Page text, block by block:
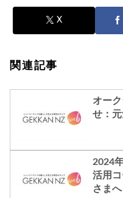
X
関連記事
オー
せ：
2024
活用
さまへ